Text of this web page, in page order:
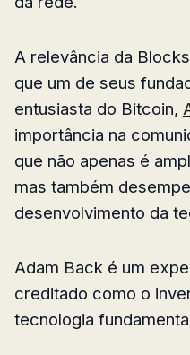
A relevância da
que um de seus
entusiasta do Bitcoin,
importância na
que não apenas é
mas também
desenvolvimento da
Adam Back é um
creditado como o
tecnologia